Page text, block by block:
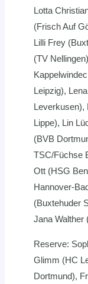
Lotta
(Frisch Auf
Lilli Frey
(TV
Leipzig),
Leverkusen),
Lippe), Lin
(BVB
TSC/Füchse
Ott (HSG
Hannover-
(Buxtehuder
Jana Walther
Reserve:
Glimm (HC
Dortmund),